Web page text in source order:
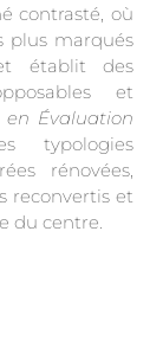
contrasté, où
plus marqués
établit des
et
en Évaluation
typologies
rénovées,
reconvertis et
du centre.